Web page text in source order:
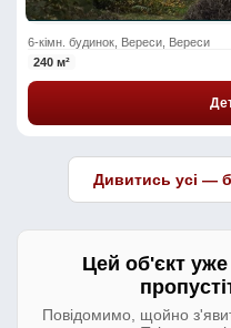
6-кімн. будинок, Вереси, Вереси
240 м²
Дивитись усі —
Цей об'єкт
Повідомимо, щойно